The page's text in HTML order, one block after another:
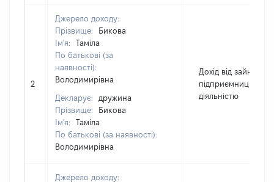
2
Джерело доходу:
Прізвище:
Бикова
Ім'я:
Таміла
По батькові (за
наявності):
Володимирівна
Декларує:
дружина
Прізвище:
Бикова
Ім'я:
Таміла
По батькові (за наявності):
Володимирівна
Дохід від зайняття
підприємницькою
діяльністю
Джерело доходу: